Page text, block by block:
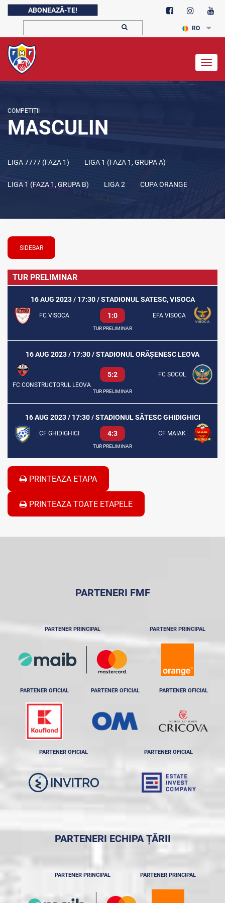
ABONEAZĂ-TE!
RO
COMPETIȚII
MASCULIN
LIGA 7777 (FAZA 1) LIGA 1 (FAZA 1, GRUPA A)
LIGA 1 (FAZA 1, GRUPA B) LIGA 2 CUPA ORANGE
SIDEBAR
TUR PRELIMINAR
16 AUG 2023 / 17:30 / STADIONUL SATESC, VISOCA
FC VISOCA 1:0 EFA VISOCA
TUR PRELIMINAR
16 AUG 2023 / 17:30 / STADIONUL ORĂȘENESC LEOVA
FC CONSTRUCTORUL LEOVA
5:2 FC SOCOL
TUR PRELIMINAR
16 AUG 2023 / 17:30 / STADIONUL SĂTESC GHIDIGHICI
CF GHIDIGHICI 4:3 CF MAIAK
TUR PRELIMINAR
PRINTEAZA ETAPA
PRINTEAZA TOATE ETAPELE
PARTENERI FMF
PARTENER PRINCIPAL PARTENER PRINCIPAL
PARTENER OFICIAL PARTENER OFICIAL PARTENER OFICIAL
PARTENER OFICIAL PARTENER OFICIAL
PARTENERI ECHIPA ȚĂRII
PARTENER PRINCIPAL PARTENER PRINCIPAL